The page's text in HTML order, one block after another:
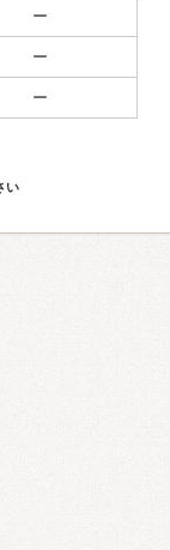
ー
ー
ー
い